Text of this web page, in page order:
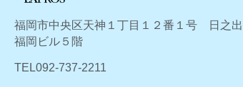
福岡市中央区天神１丁目１２番１号 日之出
福岡ビル５階
TEL092-737-2211